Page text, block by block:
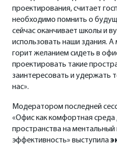
проектирования, считает
необходимо помнить о
сейчас оканчивает школы и
использовать наши здания.
горит желанием сидеть в
проектировать такие
заинтересовать и удержать
нас».
Модератором последней
«Офис как комфортная среда
пространства на
эффективность» выступила